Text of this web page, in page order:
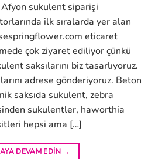
sukulent siparişi
ilk sıralarda yer alan
eticaret
çok ziyaret ediliyor çünkü
saksılarını biz tasarlıyoruz.
adrese gönderiyoruz. Beton
saksıda sukulent, zebra
sukulentler, haworthia
hepsi ama […]
DEVAM EDIN →